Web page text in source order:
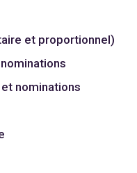
et proportionnel)
nominations